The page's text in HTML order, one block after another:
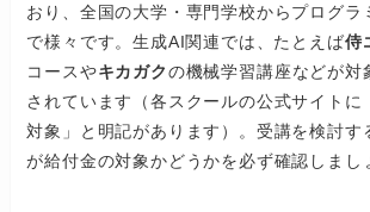
おり、全国の大学・専門学校からプログラ
で様々です。生成AI関連では、たとえば侍
コースやキカガクの機械学習講座などが対
されています（各スクールの公式サイトに
対象」と明記があります）。受講を検討す
が給付金の対象かどうかを必ず確認しまし